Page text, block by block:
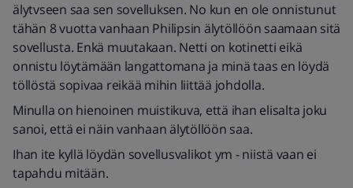
älytvseen saa sen sovelluksen. No kun en ole onnistunut
tähän 8 vuotta vanhaan Philipsin älytöllöön saamaan sitä
sovellusta. Enkä muutakaan. Netti on kotinetti eikä
onnistu löytämään langattomana ja minä taas en löydä
töllöstä sopivaa reikää mihin liittää johdolla.
Minulla on hienoinen muistikuva, että ihan elisalta joku
sanoi, että ei näin vanhaan älytöllöön saa.
Ihan ite kyllä löydän sovellusvalikot ym - niistä vaan ei
tapahdu mitään.